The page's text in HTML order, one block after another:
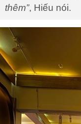
thêm”, Hiếu nói.